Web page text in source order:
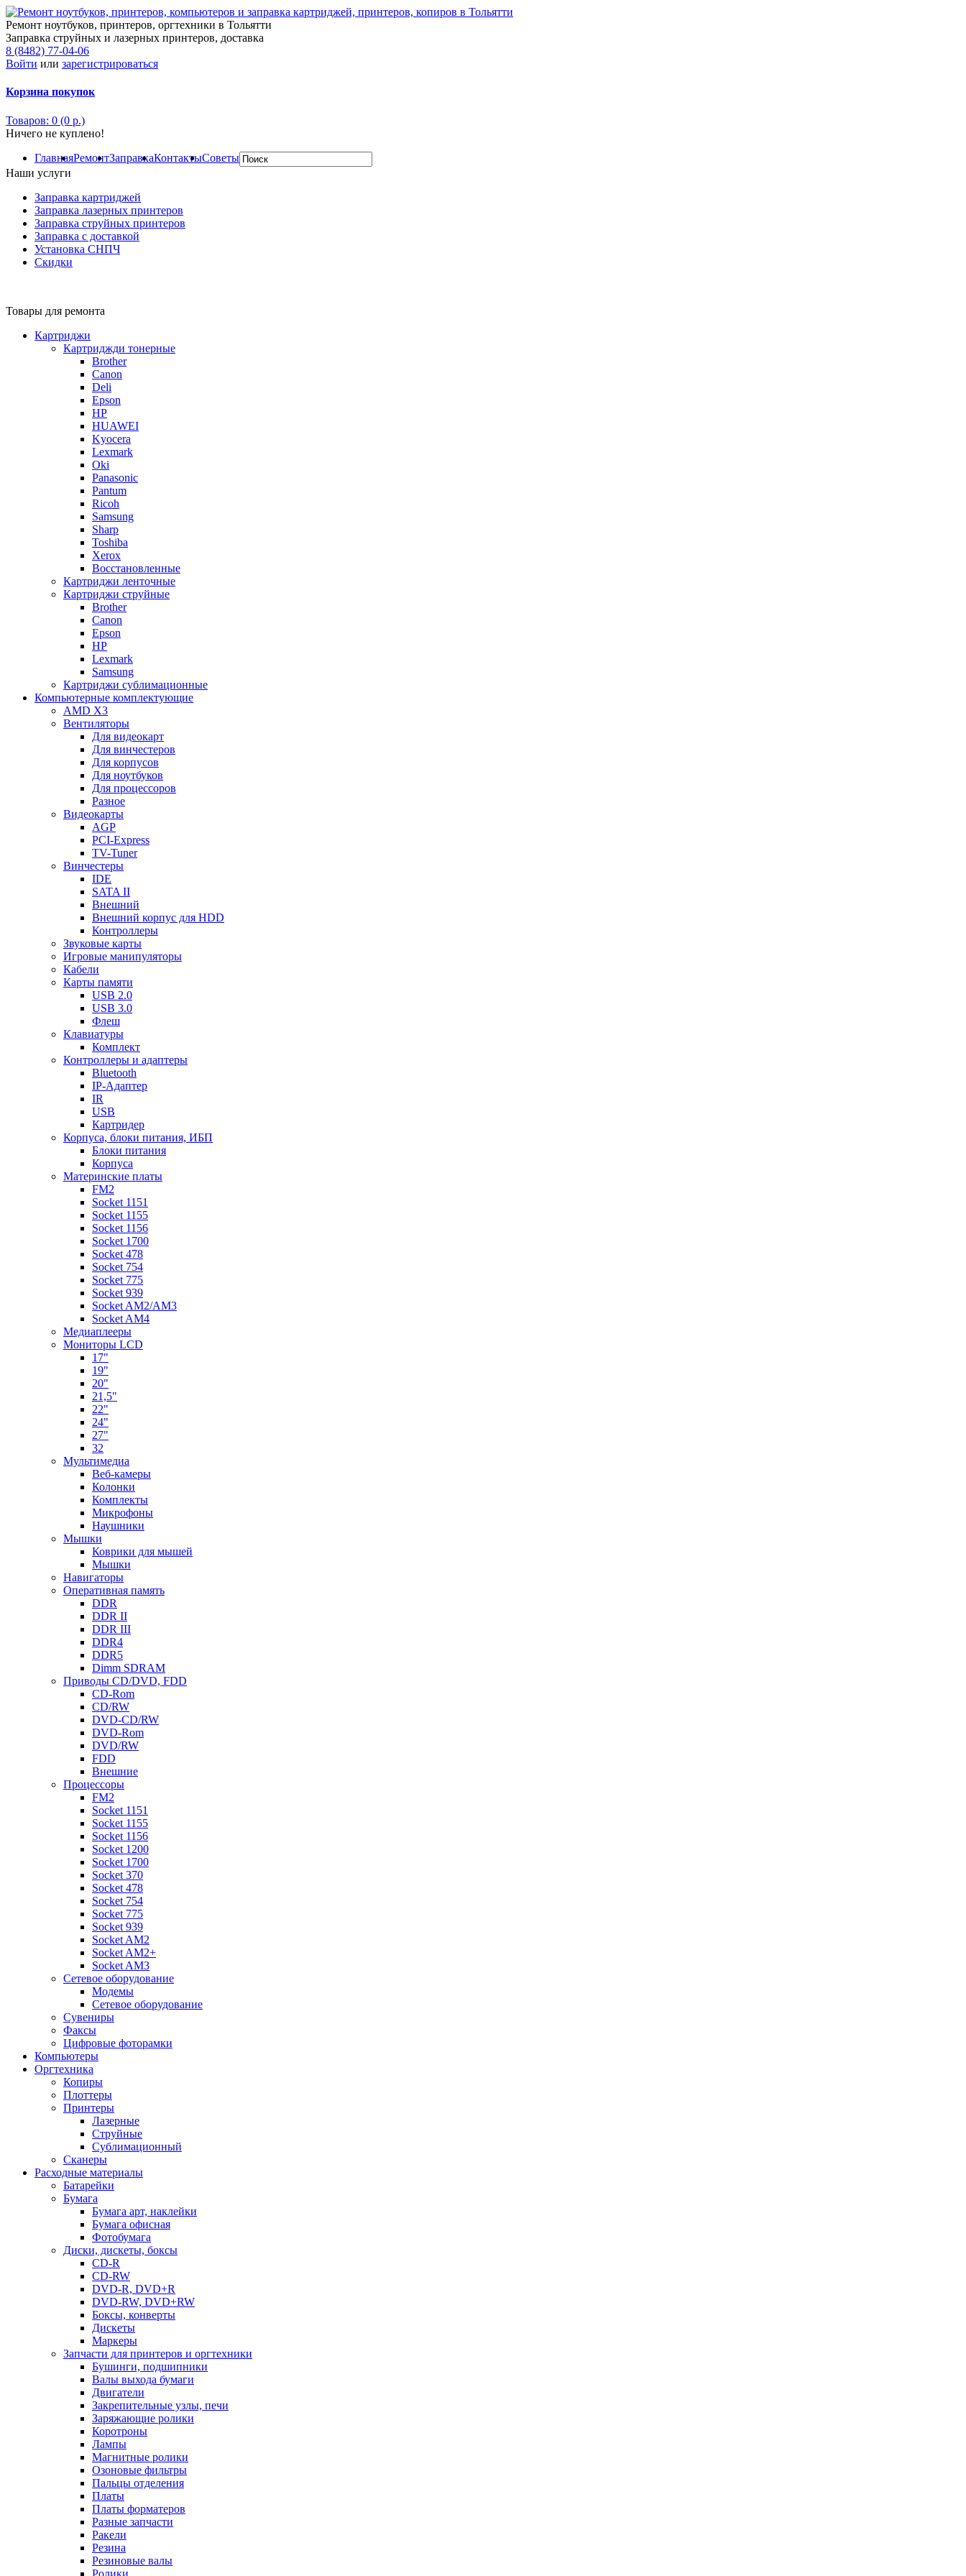
Ремонт ноутбуков, принтеров, оргтехники в Тольятти
Заправка струйных и лазерных принтеров, доставка
8 (8482) 77-04-06
Войти или зарегистрироваться
Корзина покупок
Товаров: 0 (0 р.)
Ничего не куплено!
ГлавнаяРемонтЗаправкаКонтактыСоветы
Наши услуги
Заправка картриджей
Заправка лазерных принтеров
Заправка струйных принтеров
Заправка с доставкой
Установка СНПЧ
Скидки
Товары для ремонта
Картриджи
Картриджди тонерные
Brother
Canon
Deli
Epson
HP
HUAWEI
Kyocera
Lexmark
Oki
Panasonic
Pantum
Ricoh
Samsung
Sharp
Toshiba
Xerox
Восстановленные
Картриджи ленточные
Картриджи струйные
Brother
Canon
Epson
HP
Lexmark
Samsung
Картриджи сублимационные
Компьютерные комплектующие
AMD X3
Вентиляторы
Для видеокарт
Для винчестеров
Для корпусов
Для ноутбуков
Для процессоров
Разное
Видеокарты
AGP
PCI-Express
TV-Tuner
Винчестеры
IDE
SATA II
Внешний
Внешний корпус для HDD
Контроллеры
Звуковые карты
Игровые манипуляторы
Кабели
Карты памяти
USB 2.0
USB 3.0
Флеш
Клавиатуры
Комплект
Контроллеры и адаптеры
Bluetooth
IP-Адаптер
IR
USB
Картридер
Корпуса, блоки питания, ИБП
Блоки питания
Корпуса
Материнские платы
FM2
Socket 1151
Socket 1155
Socket 1156
Socket 1700
Socket 478
Socket 754
Socket 775
Socket 939
Socket AM2/AM3
Socket AM4
Медиаплееры
Мониторы LCD
17"
19"
20"
21,5"
22"
24"
27"
32
Мультимедиа
Веб-камеры
Колонки
Комплекты
Микрофоны
Наушники
Мышки
Коврики для мышей
Мышки
Навигаторы
Оперативная память
DDR
DDR II
DDR III
DDR4
DDR5
Dimm SDRAM
Приводы СD/DVD, FDD
CD-Rom
CD/RW
DVD-CD/RW
DVD-Rom
DVD/RW
FDD
Внешние
Процессоры
FM2
Socket 1151
Socket 1155
Socket 1156
Socket 1200
Socket 1700
Socket 370
Socket 478
Socket 754
Socket 775
Socket 939
Socket AM2
Socket AM2+
Socket AM3
Сетевое оборудование
Модемы
Сетевое оборудование
Сувениры
Факсы
Цифровые фоторамки
Компьютеры
Оргтехника
Копиры
Плоттеры
Принтеры
Лазерные
Струйные
Сублимационный
Сканеры
Расходные материалы
Батарейки
Бумага
Бумага арт, наклейки
Бумага офисная
Фотобумага
Диски, дискеты, боксы
CD-R
CD-RW
DVD-R, DVD+R
DVD-RW, DVD+RW
Боксы, конверты
Дискеты
Маркеры
Запчасти для принтеров и оргтехники
Бушинги, подшипники
Валы выхода бумаги
Двигатели
Закрепительные узлы, печи
Заряжающие ролики
Коротроны
Лампы
Магнитные ролики
Озоновые фильтры
Пальцы отделения
Платы
Платы форматеров
Разные запчасти
Ракели
Резина
Резиновые валы
Ролики